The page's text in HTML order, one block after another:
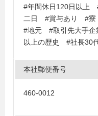
#年間休日120日以上
二日 #賞与あり #寮
#地元 #取引先大手
以上の歴史 #社長30
本社郵便番号
460-0012